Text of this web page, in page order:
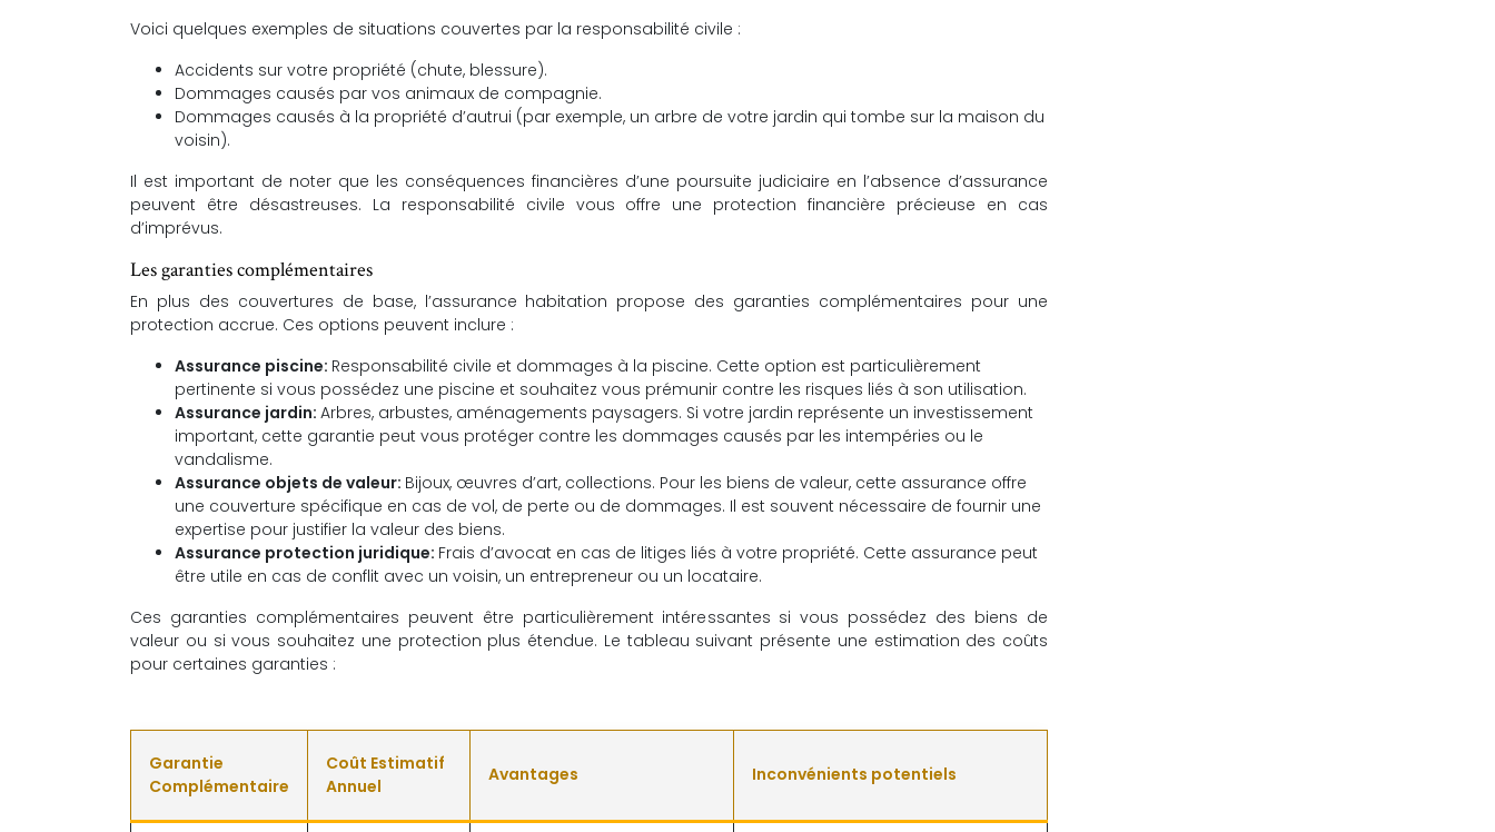
Voici quelques exemples de situations couvertes par la responsabilité civile :
Accidents sur votre propriété (chute, blessure).
Dommages causés par vos animaux de compagnie.
Dommages causés à la propriété d’autrui (par exemple, un arbre de votre jardin qui tombe sur la maison du
voisin).
Il est important de noter que les conséquences financières d’une poursuite judiciaire en l’absence d’assurance
peuvent être désastreuses. La responsabilité civile vous offre une protection financière précieuse en cas
d’imprévus.
Les garanties complémentaires
En plus des couvertures de base, l’assurance habitation propose des garanties complémentaires pour une
protection accrue. Ces options peuvent inclure :
Assurance piscine: Responsabilité civile et dommages à la piscine. Cette option est particulièrement
pertinente si vous possédez une piscine et souhaitez vous prémunir contre les risques liés à son utilisation.
Assurance jardin: Arbres, arbustes, aménagements paysagers. Si votre jardin représente un investissement
important, cette garantie peut vous protéger contre les dommages causés par les intempéries ou le
vandalisme.
Assurance objets de valeur: Bijoux, œuvres d’art, collections. Pour les biens de valeur, cette assurance offre
une couverture spécifique en cas de vol, de perte ou de dommages. Il est souvent nécessaire de fournir une
expertise pour justifier la valeur des biens.
Assurance protection juridique: Frais d’avocat en cas de litiges liés à votre propriété. Cette assurance peut
être utile en cas de conflit avec un voisin, un entrepreneur ou un locataire.
Ces garanties complémentaires peuvent être particulièrement intéressantes si vous possédez des biens de
valeur ou si vous souhaitez une protection plus étendue. Le tableau suivant présente une estimation des coûts
pour certaines garanties :
Garantie
Complémentaire
Coût Estimatif
Annuel
Avantages Inconvénients potentiels